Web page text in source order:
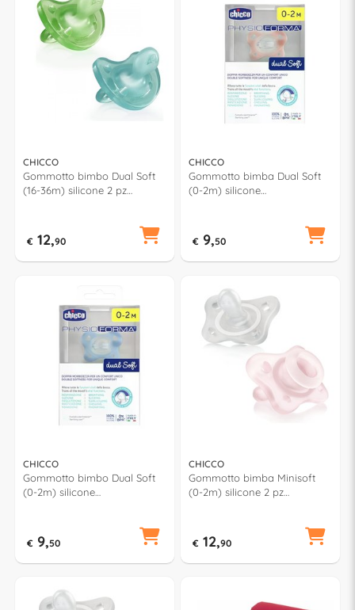
CHICCO
Gommotto bimbo Dual Soft
(16-36m) silicone 2 pz
€ 12,90
CHICCO
Gommotto bimba Dual Soft
(0-2m) silicone
€ 9,50
CHICCO
Gommotto bimbo Dual Soft
(0-2m) silicone
€ 9,50
CHICCO
Gommotto bimba Minisoft
(0-2m) silicone 2 pz
€ 12,90